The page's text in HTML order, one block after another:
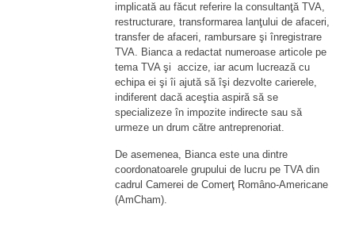
implicată au făcut referire la consultanţă TVA,
restructurare, transformarea lanţului de afaceri,
transfer de afaceri, rambursare şi înregistrare
TVA. Bianca a redactat numeroase articole pe
tema TVA şi accize, iar acum lucrează cu
echipa ei şi îi ajută să îşi dezvolte carierele,
indiferent dacă aceştia aspiră să se
specializeze în impozite indirecte sau să
urmeze un drum către antreprenoriat.
De asemenea, Bianca este una dintre
coordonatoarele grupului de lucru pe TVA din
cadrul Camerei de Comerţ Româno-Americane
(AmCham).